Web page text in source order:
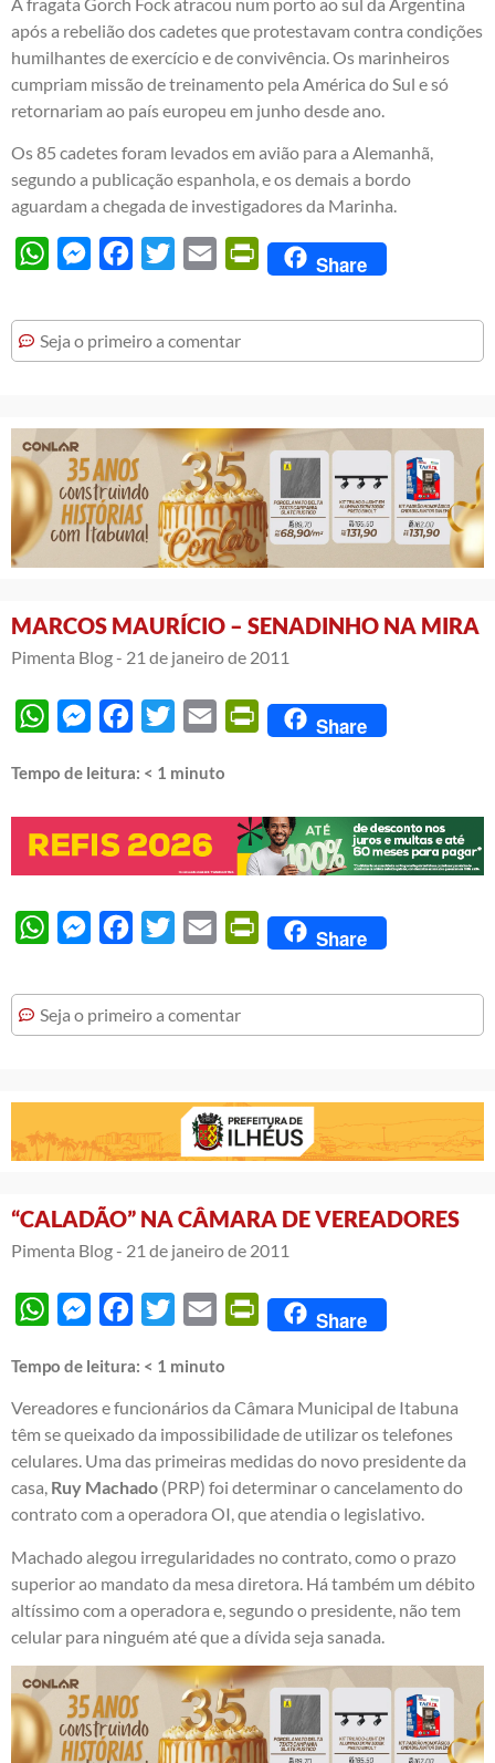
após a rebelião dos cadetes que protestavam contra condições
humilhantes de exercício e de convivência. Os marinheiros
cumpriam missão de treinamento pela América do Sul e só
retornariam ao país europeu em junho desde ano.
Os 85 cadetes foram levados em avião para a Alemanhã,
segundo a publicação espanhola, e os demais a bordo
aguardam a chegada de investigadores da Marinha.
WhatsAppMessengerFacebook
Twitter Email PrintFriendly
Share
Seja o primeiro a comentar
MARCOS MAURÍCIO – SENADINHO NA MIRA
Pimenta Blog - 21 de janeiro de 2011
WhatsAppMessengerFacebook
Twitter Email PrintFriendly
Share
Tempo de leitura: < 1 minuto
WhatsAppMessengerFacebook
Twitter Email PrintFriendly
Share
Seja o primeiro a comentar
“CALADÃO” NA CÂMARA DE VEREADORES
Pimenta Blog - 21 de janeiro de 2011
WhatsAppMessengerFacebook
Twitter Email PrintFriendly
Share
Tempo de leitura: < 1 minuto
Vereadores e funcionários da Câmara Municipal de Itabuna
têm se queixado da impossibilidade de utilizar os telefones
celulares. Uma das primeiras medidas do novo presidente da
casa, Ruy Machado (PRP) foi determinar o cancelamento do
contrato com a operadora OI, que atendia o legislativo.
Machado alegou irregularidades no contrato, como o prazo
superior ao mandato da mesa diretora. Há também um débito
altíssimo com a operadora e, segundo o presidente, não tem
celular para ninguém até que a dívida seja sanada.